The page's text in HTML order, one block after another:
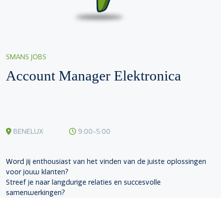
SMANS JOBS
Account Manager Elektronica
BENELUX 9:00-5:00
Word jij enthousiast van het vinden van de juiste oplossingen
voor jouw klanten?
Streef je naar langdurige relaties en succesvolle
samenwerkingen?